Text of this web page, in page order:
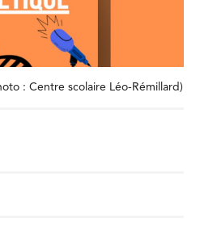
: Centre scolaire Léo-Rémillard)